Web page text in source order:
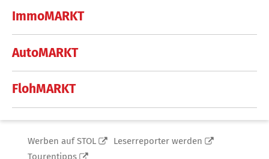
ImmoMARKT
AutoMARKT
FlohMARKT
Werben auf STOL
Leserreporter werden
Tourentipps